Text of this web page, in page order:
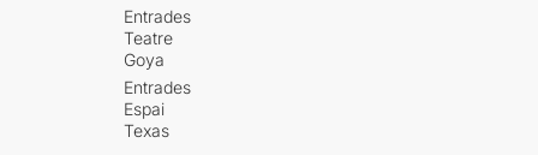
Entrades
Teatre
Goya
Entrades
Espai
Texas